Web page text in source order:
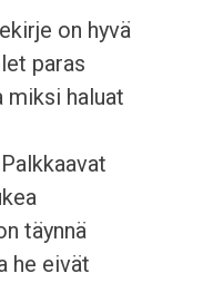
on hyvä
paras
miksi haluat
täynnä
he eivät